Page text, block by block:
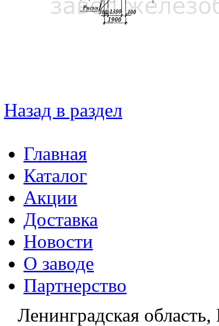
Назад в раздел
Главная
Каталог
Акции
Доставка
Новости
О заводе
Партнерство
Ленинградская